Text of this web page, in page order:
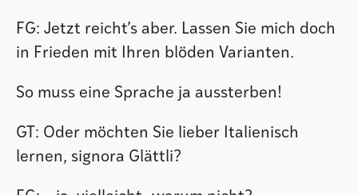
FG: Jetzt reicht’s aber. Lassen Sie mich doch
in Frieden mit Ihren blöden Varianten.
So muss eine Sprache ja aussterben!
GT: Oder möchten Sie lieber Italienisch
lernen, signora Glättli?